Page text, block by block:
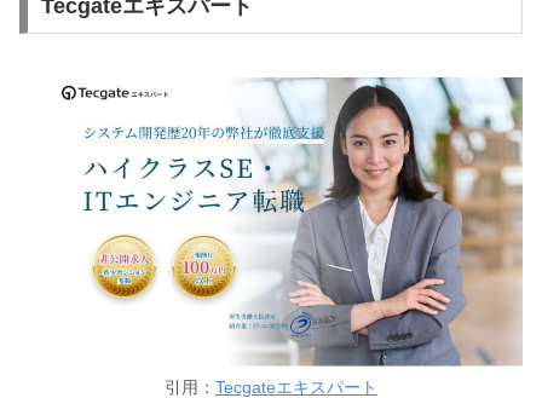
Tecgateエキスパート
引用： Tecgateエキスパート